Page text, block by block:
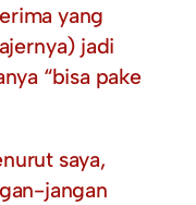
yang
jadi
“bisa pake
saya,
jangan